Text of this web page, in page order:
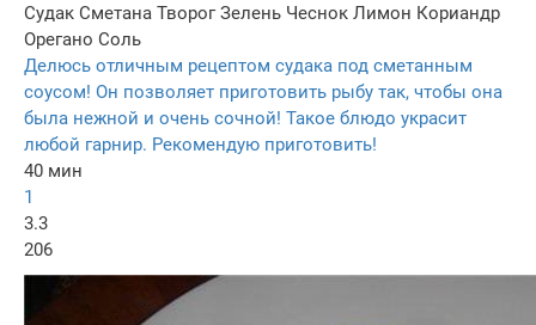
Судак Сметана Творог Зелень Чеснок Лимон Кориандр
Орегано Соль
Делюсь отличным рецептом судака под сметанным
соусом! Он позволяет приготовить рыбу так, чтобы она
была нежной и очень сочной! Такое блюдо украсит
любой гарнир. Рекомендую приготовить!
40 мин
1
3.3
206